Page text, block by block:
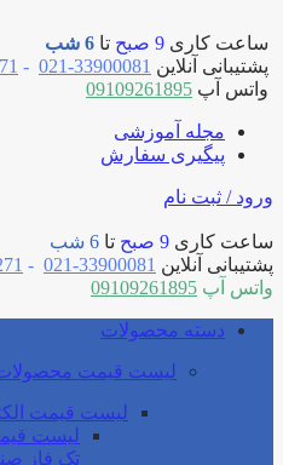
ساعت کاری 9 صبح تا 6 شب
پشتیبانی آنلاین 33900081-021
-
واتس آپ 09109261895
مجله آموزشی
پیگیری سفارش
ورود / ثبت نام
ساعت کاری 9 صبح تا 6 شب
پشتیبانی آنلاین 33900081-021
-
واتس آپ 09109261895
دسته محصولات
لیست قیمت
لیست قیمت
لیست
تک فاز